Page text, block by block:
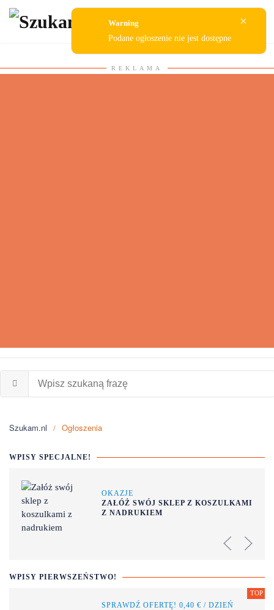
Przejdź do głównej treści
REKLAMA
Szukam.nl Ogłoszenia
WPISY SPECJALNE!
OKAZJE
ZAŁÓŻ SWÓJ SKLEP Z KOSZULKAMI
Z NADRUKIEM
WPISY PIERWSZEŃSTWO!
SPRAWDŹ OFERTĘ! 0,40 € / DZIEŃ
×
Warning
Podane ogłoszenie nie jest dostępne